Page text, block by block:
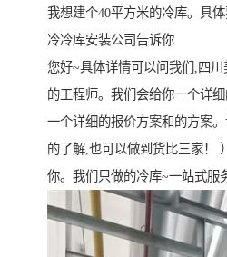
我想建个40平方米的冷库。具
冷冷库安装公司告诉你
您好~具体详情可以问我们,四川
的工程师。我们会给你一个详
一个详细的报价方案和的方案
的了解,也可以做到货比三家！
你。我们只做的冷库~一站式服